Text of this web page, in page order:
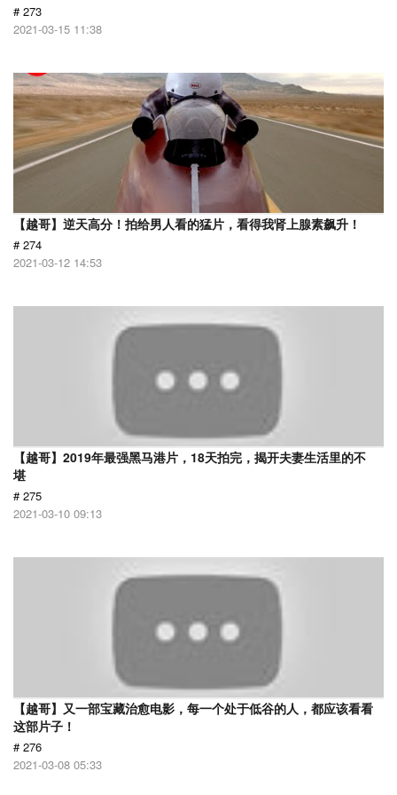
# 273
2021-03-15 11:38
【越哥】逆天高分！拍给男人看的猛片，看得我肾上腺素飙升！
# 274
2021-03-12 14:53
【越哥】2019年最强黑马港片，18天拍完，揭开夫妻生活里的不
堪
# 275
2021-03-10 09:13
【越哥】又一部宝藏治愈电影，每一个处于低谷的人，都应该看看
这部片子！
# 276
2021-03-08 05:33